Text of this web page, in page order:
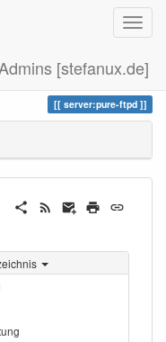
[stefanux.de]
server:pure-ftpd